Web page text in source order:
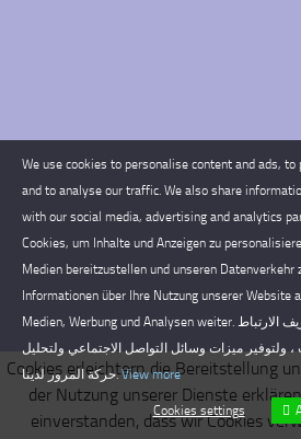
We use cookies to personalise content and ads,
and to analyse our traffic. We also share
with our social media, advertising and analytics
Cookies, um Inhalte und Anzeigen zu
Medien bereitzustellen und unseren Datenverkehr
Informationen über Ihre Nutzung unserer Website
Medien, Werbung und Analysen weiter. نحن نستخدم ملفات تعريف الارتباط
ولتوفير ميزات وسائل التواصل الاجتماعي ولتحليل
حركة المرور لدينا.View more
Cookies settings
Cookies erleichtern die Bereitstellung
der Nutzung unserer Dienste
einverstanden, dass wir Cookies